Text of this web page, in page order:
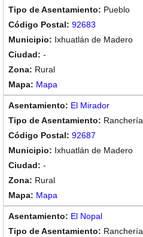
Pueblo
92683
Ixhuatlán de Madero
-
Rural
Mapa
El Mirador
Ranchería
92687
Ixhuatlán de Madero
-
Rural
Mapa
El Nopal
Ranchería